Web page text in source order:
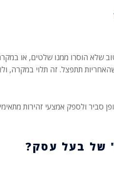
שלא הוסרו ממנו שלטים,
תתפצל. זה תלוי במקרה,
סביר ולספק אמצעי זהירות